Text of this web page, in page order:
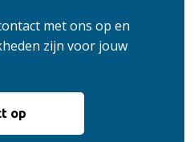
met ons op en
zijn voor jouw
op